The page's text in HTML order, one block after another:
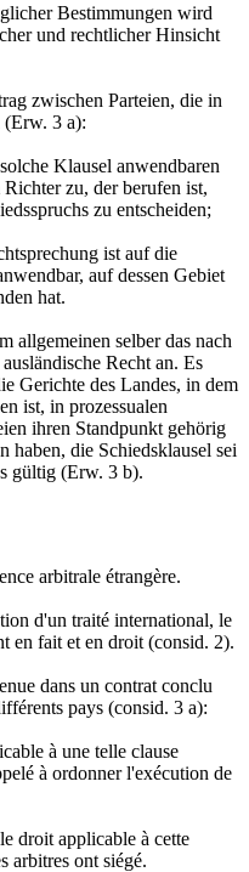
Bestimmungen wird
und rechtlicher Hinsicht
zwischen Parteien, die in
(Erw. 3 a):
Klausel anwendbaren
zu, der berufen ist,
zu entscheiden;
ist auf die
auf dessen Gebiet
hat.
allgemeinen selber das nach
Recht an. Es
Gerichte des Landes, in dem
ist, in prozessualen
ihren Standpunkt gehörig
haben, die Schiedsklausel sei
gültig (Erw. 3 b).
arbitrale étrangère.
d'un traité international, le
en fait et en droit (consid. 2).
dans un contrat conclu
pays (consid. 3 a):
à une telle clause
à ordonner l'exécution de
droit applicable à cette
arbitres ont siégé.